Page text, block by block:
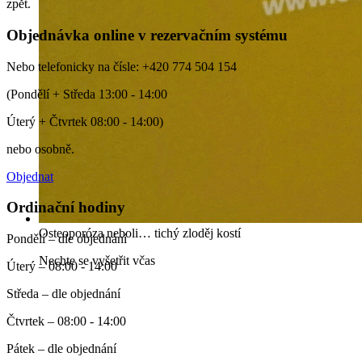
Osteoporóza neboli… tichý zloděj kostí
Nechte se vyšetřit včas
zpět.
Objednávka online v rezervačním systému
Nebo telefonicky na čísle: +420 774 504 154
(Pondělí + Středa 13:00 - 14:00
Úterý + Čtvrtek 08:00 - 14:00)
nebo osobně.
Objednat
Ordinační hodiny
Pondělí – dle objednání
Úterý – 08:00 - 14:00
Středa – dle objednání
Čtvrtek – 08:00 - 14:00
Pátek – dle objednání